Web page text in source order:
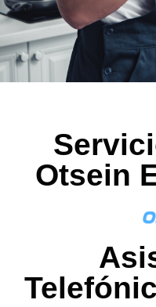
Otsein